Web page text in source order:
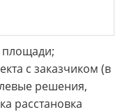
площади;
с заказчиком (в
решения,
расстановка